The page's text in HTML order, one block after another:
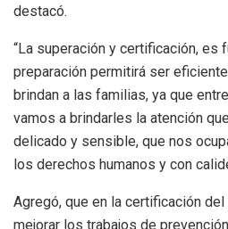
destacó.
“La superación y certificación, es
preparación permitirá ser
brindan a las familias, ya que
vamos a brindarles la atención
delicado y sensible, que nos
los derechos humanos y con
Agregó, que en la certificación
mejorar los trabajos de